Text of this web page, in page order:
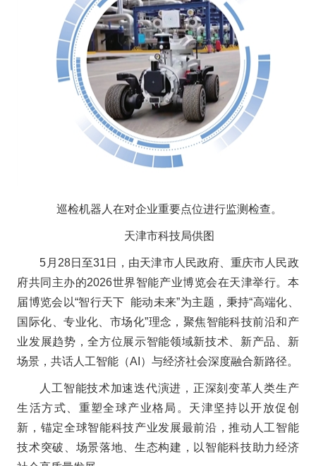
巡检机器人在对企业重要点位进行监测检查。
天津市科技局供图
5月28日至31日，由天津市人民政府、重庆市人民政
府共同主办的2026世界智能产业博览会在天津举行。本
届博览会以“智行天下 能动未来”为主题，秉持“高端化、
国际化、专业化、市场化”理念，聚焦智能科技前沿和产
业发展趋势，全方位展示智能领域新技术、新产品、新
场景，共话人工智能（AI）与经济社会深度融合新路径。
人工智能技术加速迭代演进，正深刻变革人类生产
生活方式、重塑全球产业格局。天津坚持以开放促创
新，锚定全球智能科技产业发展最前沿，推动人工智能
技术突破、场景落地、生态构建，以智能科技助力经济